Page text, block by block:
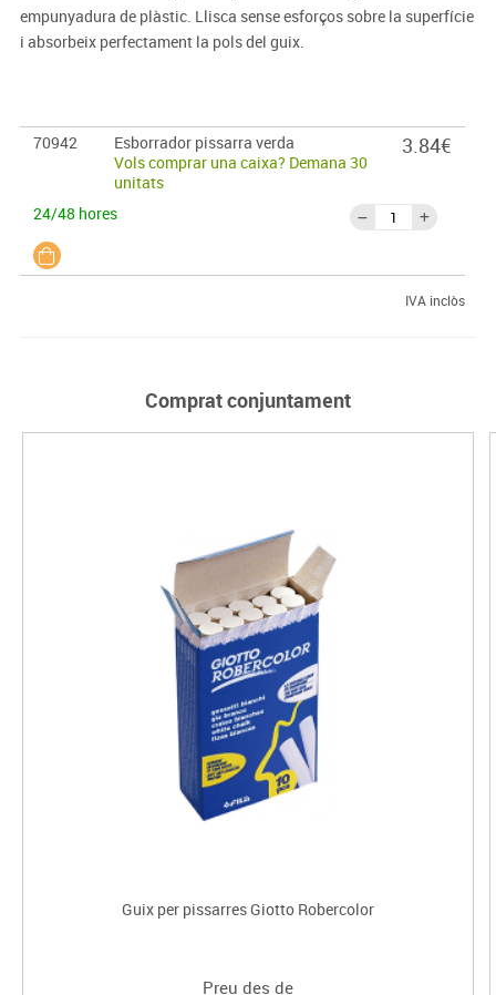
empunyadura de plàstic. Llisca sense esforços sobre la superfície
i absorbeix perfectament la pols del guix.
70942
Esborrador pissarra verda
Vols comprar una caixa? Demana 30
unitats
24/48 hores
3.84€
IVA inclòs
Comprat conjuntament
Guix per pissarres Giotto Robercolor
Preu des de